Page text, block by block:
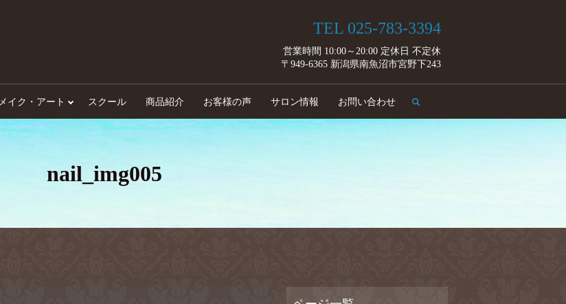
TEL 025-783-3394
営業時間 10:00～20:00 定休日 不定休
〒949-6365 新潟県南魚沼市宮野下243
メイク・アート スクール 商品紹介 お客様の声 サロン情報 お問い合わせ search
nail_img005